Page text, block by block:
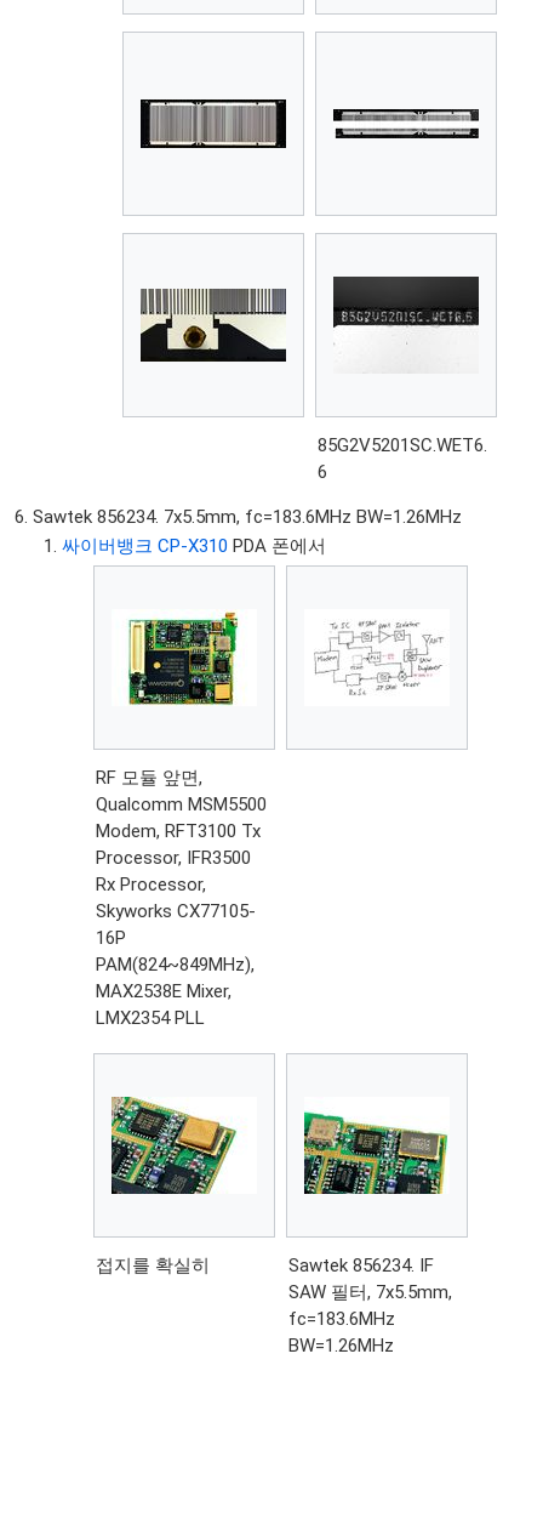
85G2V5201SC.WET6.
6
Sawtek 856234. 7x5.5mm, fc=183.6MHz BW=1.26MHz
싸이버뱅크 CP-X310 PDA 폰에서
RF 모듈 앞면,
Qualcomm MSM5500
Modem, RFT3100 Tx
Processor, IFR3500
Rx Processor,
Skyworks CX77105-
16P
PAM(824~849MHz),
MAX2538E Mixer,
LMX2354 PLL
접지를 확실히
Sawtek 856234. IF
SAW 필터, 7x5.5mm,
fc=183.6MHz
BW=1.26MHz